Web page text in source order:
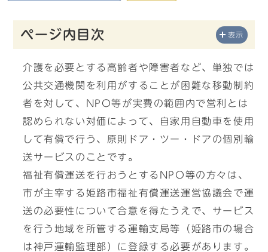
ページ内目次 表示
介護を必要とする高齢者や障害者など、単独では
公共交通機関を利用がすることが困難な移動制約
者を対して、NPO等が実費の範囲内で営利とは
認められない対価によって、自家用自動車を使用
して有償で行う、原則ドア・ツー・ドアの個別輸
送サービスのことです。
福祉有償運送を行おうとするNPO等の方々は、
市が主宰する姫路市福祉有償運送運営協議会で運
送の必要性について合意を得たうえで、サービス
を行う地域を所管する運輸支局等（姫路市の場合
は神戸運輸監理部）に登録する必要があります。